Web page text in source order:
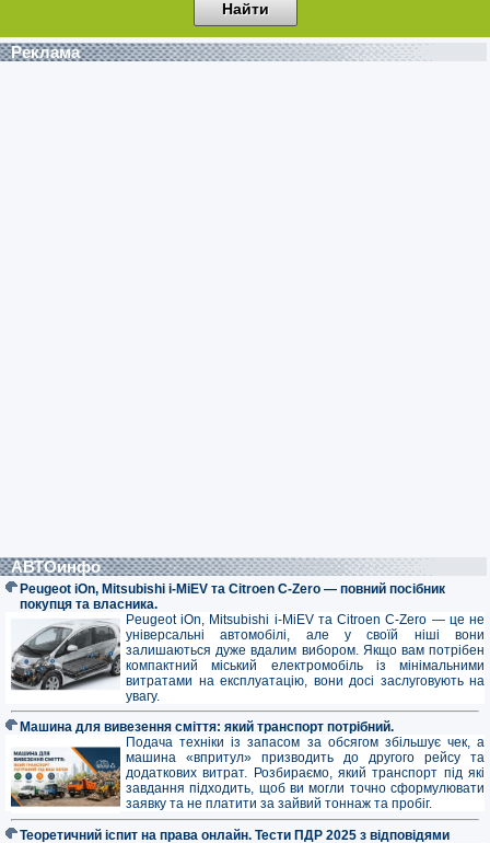
Реклама
АВТОинфо
Peugeot iOn, Mitsubishi i-MiEV та Citroen C-Zero — повний посібник
покупця та власника.
Peugeot iOn, Mitsubishi i-MiEV та Citroen C-Zero — це не
універсальні автомобілі, але у своїй ніші вони
залишаються дуже вдалим вибором. Якщо вам потрібен
компактний міський електромобіль із мінімальними
витратами на експлуатацію, вони досі заслуговують на
увагу.
Машина для вивезення сміття: який транспорт потрібний.
Подача техніки із запасом за обсягом збільшує чек, а
машина «впритул» призводить до другого рейсу та
додаткових витрат. Розбираємо, який транспорт під які
завдання підходить, щоб ви могли точно сформулювати
заявку та не платити за зайвий тоннаж та пробіг.
Теоретичний іспит на права онлайн. Тести ПДР 2025 з відповідями